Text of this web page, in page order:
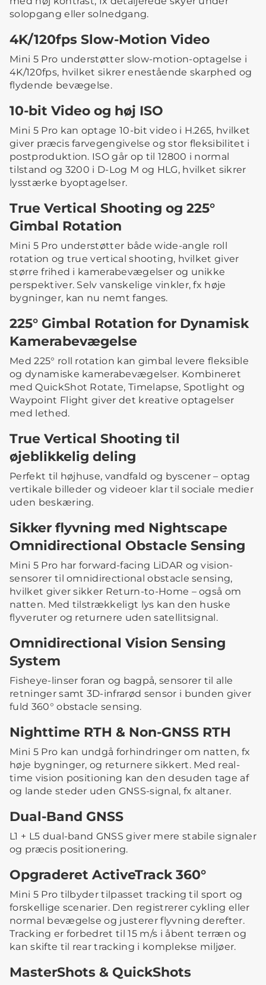
solopgang eller solnedgang.
4K/120fps Slow-Motion Video
Mini 5 Pro understøtter slow-motion-optagelse i
4K/120fps, hvilket sikrer enestående skarphed og
flydende bevægelse.
10-bit Video og høj ISO
Mini 5 Pro kan optage 10-bit video i H.265, hvilket
giver præcis farvegengivelse og stor fleksibilitet i
postproduktion. ISO går op til 12800 i normal
tilstand og 3200 i D-Log M og HLG, hvilket sikrer
lysstærke byoptagelser.
True Vertical Shooting og 225°
Gimbal Rotation
Mini 5 Pro understøtter både wide-angle roll
rotation og true vertical shooting, hvilket giver
større frihed i kamerabevægelser og unikke
perspektiver. Selv vanskelige vinkler, fx høje
bygninger, kan nu nemt fanges.
225° Gimbal Rotation for Dynamisk
Kamerabevægelse
Med 225° roll rotation kan gimbal levere fleksible
og dynamiske kamerabevægelser. Kombineret
med QuickShot Rotate, Timelapse, Spotlight og
Waypoint Flight giver det kreative optagelser
med lethed.
True Vertical Shooting til
øjeblikkelig deling
Perfekt til højhuse, vandfald og byscener – optag
vertikale billeder og videoer klar til sociale medier
uden beskæring.
Sikker flyvning med Nightscape
Omnidirectional Obstacle Sensing
Mini 5 Pro har forward-facing LiDAR og vision-
sensorer til omnidirectional obstacle sensing,
hvilket giver sikker Return-to-Home – også om
natten. Med tilstrækkeligt lys kan den huske
flyveruter og returnere uden satellitsignal.
Omnidirectional Vision Sensing
System
Fisheye-linser foran og bagpå, sensorer til alle
retninger samt 3D-infrarød sensor i bunden giver
fuld 360° obstacle sensing.
Nighttime RTH & Non-GNSS RTH
Mini 5 Pro kan undgå forhindringer om natten, fx
høje bygninger, og returnere sikkert. Med real-
time vision positioning kan den desuden tage af
og lande steder uden GNSS-signal, fx altaner.
Dual-Band GNSS
L1 + L5 dual-band GNSS giver mere stabile signaler
og præcis positionering.
Opgraderet ActiveTrack 360°
Mini 5 Pro tilbyder tilpasset tracking til sport og
forskellige scenarier. Den registrerer cykling eller
normal bevægelse og justerer flyvning derefter.
Tracking er forbedret til 15 m/s i åbent terræn og
kan skifte til rear tracking i komplekse miljøer.
MasterShots & QuickShots